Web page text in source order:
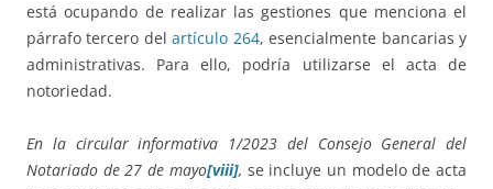
está ocupando de realizar las gestiones que menciona el
párrafo tercero delartículo 264, esencialmente bancarias y
administrativas. Para ello, podría utilizarse el acta de
notoriedad.
En la circular informativa 1/2023 del Consejo General del
Notariado de 27 de mayo[viii], se incluye un modelo de acta